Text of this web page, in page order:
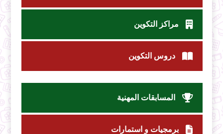
مراكز التكوين
دروس التكوين
المسابقات المهنية
برمجيات و استمارات